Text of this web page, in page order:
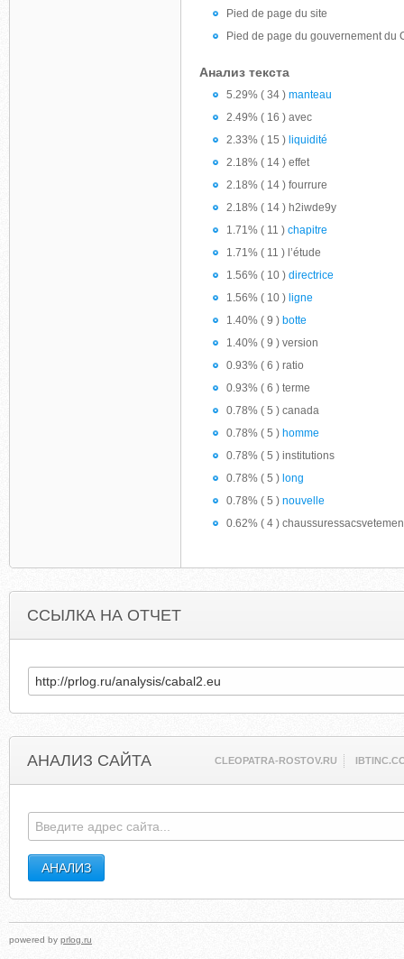
Pied de page du site
Pied de page du gouvernement du
Анализ текста
5.29% ( 34 ) manteau
2.49% ( 16 ) avec
2.33% ( 15 ) liquidité
2.18% ( 14 ) effet
2.18% ( 14 ) fourrure
2.18% ( 14 ) h2iwde9y
1.71% ( 11 ) chapitre
1.71% ( 11 ) l’étude
1.56% ( 10 ) directrice
1.56% ( 10 ) ligne
1.40% ( 9 ) botte
1.40% ( 9 ) version
0.93% ( 6 ) ratio
0.93% ( 6 ) terme
0.78% ( 5 ) canada
0.78% ( 5 ) homme
0.78% ( 5 ) institutions
0.78% ( 5 ) long
0.78% ( 5 ) nouvelle
0.62% ( 4 )
ССЫЛКА НА ОТЧЕТ
АНАЛИЗ САЙТА CLEOPATRA-ROSTOV.RU
powered by prlog.ru